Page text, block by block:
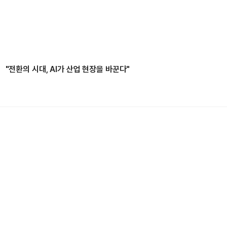
"전환의 시대, AI가 산업 현장을 바꾼다"